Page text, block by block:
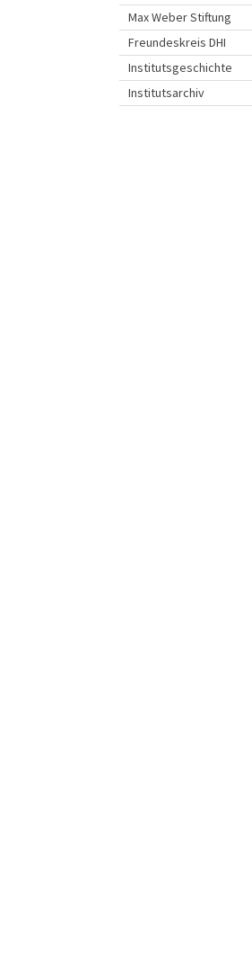
Max Weber Stiftung
Freundeskreis DHI
Institutsgeschichte
Institutsarchiv